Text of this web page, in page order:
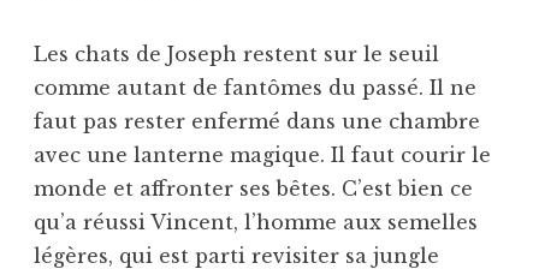
Les chats de Joseph restent sur le seuil
comme autant de fantômes du passé. Il ne
faut pas rester enfermé dans une chambre
avec une lanterne magique. Il faut courir le
monde et affronter ses bêtes. C’est bien ce
qu’a réussi Vincent, l’homme aux semelles
légères, qui est parti revisiter sa jungle